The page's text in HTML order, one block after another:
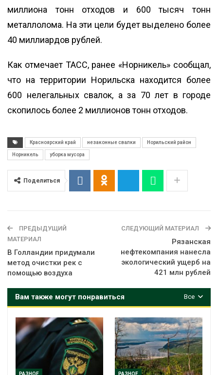
миллиона тонн отходов и 600 тысяч тонн
металлолома. На эти цели будет выделено более
40 миллиардов рублей.
Как отмечает ТАСС, ранее «Норникель» сообщал,
что на территории Норильска находится более
600 нелегальных свалок, а за 70 лет в городе
скопилось более 2 миллионов тонн отходов.
Красноярский край незаконные свалки Норильский район
Норникель уборка мусора
Поделиться
ПРЕДЫДУЩИЙ
МАТЕРИАЛ
В Голландии придумали
метод очистки рек с
помощью воздуха
СЛЕДУЮЩИЙ МАТЕРИАЛ
Рязанская
нефтекомпания нанесла
экологический ущерб на
421 млн рублей
Все
Вам также могут понравиться
РАЗНОЕ РАЗНОЕ